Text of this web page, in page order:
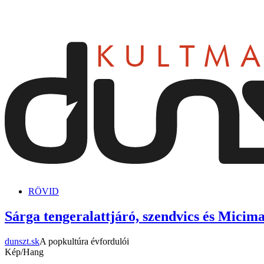
RÖVID
Sárga tengeralattjáró, szendvics és
dunszt.skA popkultúra évfordulói
Kép/Hang